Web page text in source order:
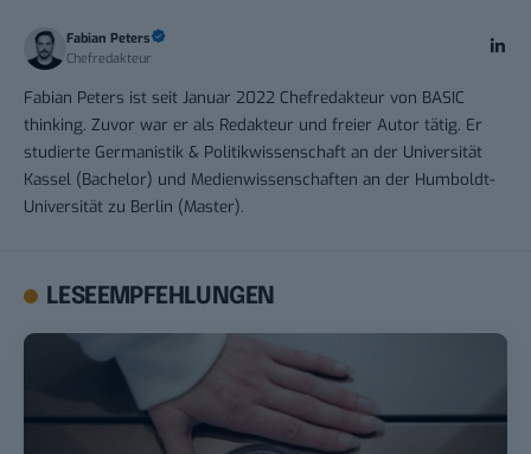
Fabian Peters
Chefredakteur
Fabian Peters ist seit Januar 2022 Chefredakteur von BASIC
thinking. Zuvor war er als Redakteur und freier Autor tätig. Er
studierte Germanistik & Politikwissenschaft an der Universität
Kassel (Bachelor) und Medienwissenschaften an der Humboldt-
Universität zu Berlin (Master).
LESEEMPFEHLUNGEN